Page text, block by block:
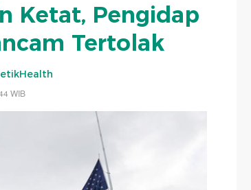
Ketat, Pengidap
Tertolak
WIB